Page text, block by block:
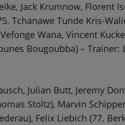
Jack Krumnow, Florent
Tchanawe Tunde Kris-
Wana, Vincent
Bougoubba) – Trainer:
Julian Butt, Jeremy
Stoltz), Marvin
Felix Liebich (77.